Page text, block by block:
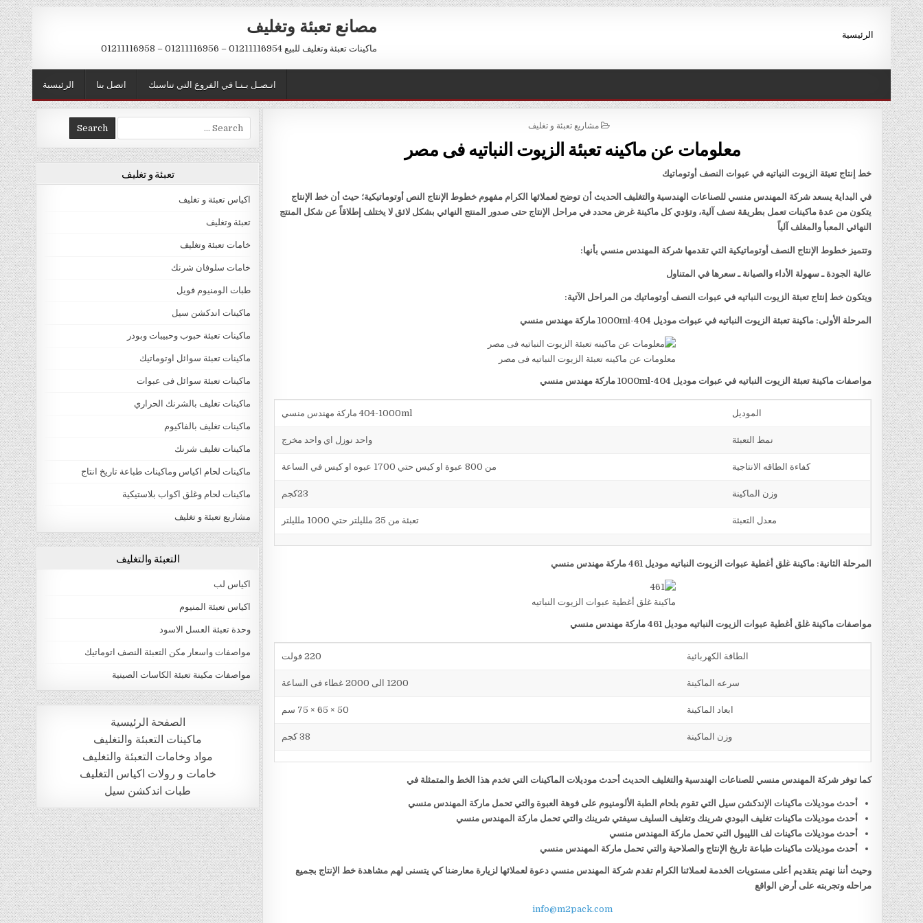
Skip
to
content
مصانع تعبئة وتغليف
ماكينات تعبئة وتغليف للبيع 01211116954 – 01211116956 – 01211116958
الرئيسية
الرئيسية اتصل بنا اتـصـل بـنـا في الفروع التي تناسبك
POSTED
مشاريع تعبئة و تغليف
معلومات عن ماكينه تعبئة الزيوت النباتيه فى مصر
خط إنتاج تعبئة الزيوت النباتيه في عبوات النصف أوتوماتيك
في البداية يسعد شركة المهندس منسي للصناعات الهندسية والتغليف الحديث أن توضح لعملائها الكرام مفهوم خطوط الإنتاج النص أوتوماتيكية؛ حيث أن خط الإنتاج
يتكون من عدة ماكينات تعمل بطريقة نصف آلية، وتؤدي كل ماكينة غرض محدد في مراحل الإنتاج حتى صدور المنتج النهائي بشكل لائق لا يختلف إطلاقاً عن شكل المنتج
النهائي المعبأ والمغلف آلياً
وتتميز خطوط الإنتاج النصف أوتوماتيكية التي تقدمها شركة المهندس منسي بأنها:
عالية الجودة ـ سهولة الأداء والصيانة ـ سعرها في المتناول
ويتكون خط إنتاج تعبئة الزيوت النباتيه في عبوات النصف أوتوماتيك من المراحل الآتية:
المرحلة الأولى: ماكينة تعبئة الزيوت النباتيه في عبوات موديل 404-1000ml ماركة مهندس منسي
معلومات عن ماكينه تعبئة الزيوت النباتيه فى مصر
مواصفات ماكينة تعبئة الزيوت النباتيه في عبوات موديل 404-1000ml ماركة مهندس منسي
الموديل 404-1000ml ماركة مهندس منسي
نمط التعبئة واحد نوزل اي واحد مخرج
كفاءة الطاقه الانتاجية من 800 عبوة او كيس حتي 1700 عبوه او كيس في الساعة
وزن الماكينة
معدل التعبئة تعبئة من 25 ملليلتر حتي 1000 ملليلتر
المرحلة الثانية: ماكينة غلق أغطية عبوات الزيوت النباتيه موديل 461 ماركة مهندس منسي
ماكينة غلق أغطية عبوات الزيوت النباتيه
مواصفات ماكينة غلق أغطية عبوات الزيوت النباتيه موديل 461 ماركة مهندس منسي
الطاقة الكهربائية 220 فولت
سرعه الماكينة 1200 الى 2000 غطاء فى الساعة
ابعاد الماكينة 50 × 65 × 75 سم
وزن الماكينة 38 كجم
كما توفر شركة المهندس منسي للصناعات الهندسية والتغليف الحديث أحدث موديلات الماكينات التي تخدم هذا الخط والمتمثلة في
أحدث موديلات ماكينات الإندكشن سيل التي تقوم بلحام الطبة الألومنيوم على فوهة العبوة والتي تحمل ماركة المهندس منسي
أحدث موديلات ماكينات تغليف البودي شرينك وتغليف السليف سيفتي شرينك والتي تحمل ماركة المهندس منسي
أحدث موديلات ماكينات لف الليبول التي تحمل ماركة المهندس منسي
أحدث موديلات ماكينات طباعة تاريخ الإنتاج والصلاحية والتي تحمل ماركة المهندس منسي
وحيث أننا نهتم بتقديم أعلى مستويات الخدمة لعملائنا الكرام تقدم شركة المهندس منسي دعوة لعملائها لزيارة معارضنا كي يتسنى لهم مشاهدة خط الإنتاج بجميع
مراحله وتجربته على أرض الواقع
info@m2pack.com
Search
for:
تعبئة و تغليف
اكياس تعبئة و تغليف
تعبئة وتغليف
خامات تعبئة وتغليف
خامات سلوفان شرنك
طبات الومنيوم فويل
ماكينات اندكشن سيل
ماكينات تعبئة حبوب وحبيبات وبودر
ماكينات تعبئة سوائل اوتوماتيك
ماكينات تعبئة سوائل فى عبوات
ماكينات تغليف بالشرنك الحراري
ماكينات تغليف بالفاكيوم
ماكينات تغليف شرنك
ماكينات لحام اكياس وماكينات طباعة تاريخ انتاج
ماكينات لحام وغلق اكواب بلاستيكية
مشاريع تعبئة و تغليف
التعبئة والتغليف
اكياس لب
اكياس تعبئة المنيوم
وحدة تعبئة العسل الاسود
مواصفات واسعار مكن التعبئة النصف اتوماتيك
مواصفات مكينة تعبئة الكاسات الصينية
الصفحة الرئيسية
ماكينات التعبئة والتغليف
مواد وخامات التعبئة والتغليف
خامات و رولات اكياس التغليف
طبات اندكشن سيل